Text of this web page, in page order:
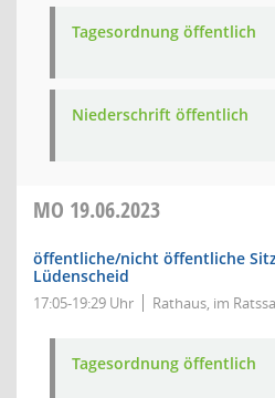
Tagesordnung öffentlich
Niederschrift öffentlich
MO 19.06.2023
öffentliche/nicht öffentliche
Lüdenscheid
17:05-19:29 Uhr Rathaus, im
Tagesordnung öffentlich